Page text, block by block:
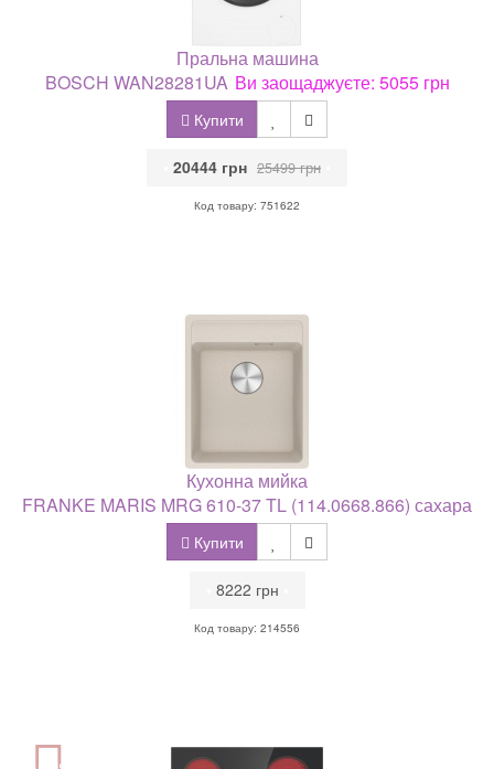
Пральна машина
BOSCH WAN28281UA Ви заощаджуєте: 5055 грн
Купити
20444 грн 25499 грн
Код товару: 751622
Кухонна мийка
FRANKE MARIS MRG 610-37 TL (114.0668.866) сахара
Купити
8222 грн
Код товару: 214556